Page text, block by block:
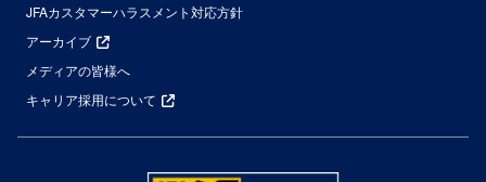
JFAカスタマーハラスメント対応方針
アーカイブ
メディアの皆様へ
キャリア採用について